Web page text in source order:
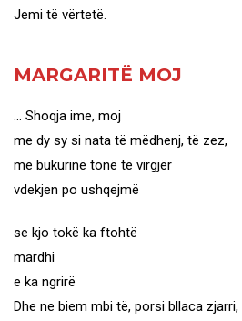
Jemi të vërtetë.
MARGARITË MOJ
… Shoqja ime, moj
me dy sy si nata të mëdhenj, të zez,
me bukurinë tonë të virgjër
vdekjen po ushqejmë
se kjo tokë ka ftohtë
mardhi
e ka ngrirë
Dhe ne biem mbi të, porsi bllaca zjarri,